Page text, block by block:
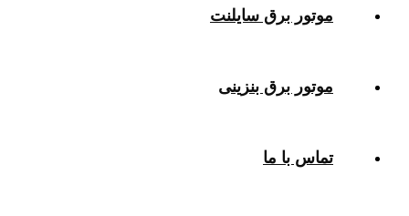
موتور برق سایلنت
موتور برق بنزینی
تماس با ما